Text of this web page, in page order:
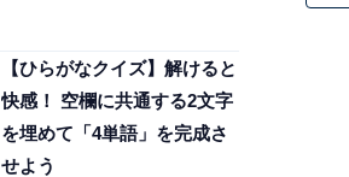
【ひらがなクイズ】解けると
快感！ 空欄に共通する2文字
を埋めて「4単語」を完成さ
せよう